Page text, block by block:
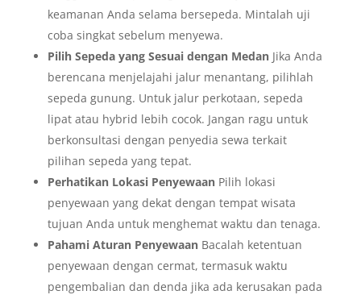
keamanan Anda selama bersepeda. Mintalah uji
coba singkat sebelum menyewa.
Pilih Sepeda yang Sesuai dengan MedanJika Anda
berencana menjelajahi jalur menantang, pilihlah
sepeda gunung. Untuk jalur perkotaan, sepeda
lipat atau hybrid lebih cocok. Jangan ragu untuk
berkonsultasi dengan penyedia sewa terkait
pilihan sepeda yang tepat.
Perhatikan Lokasi PenyewaanPilih lokasi
penyewaan yang dekat dengan tempat wisata
tujuan Anda untuk menghemat waktu dan tenaga.
Pahami Aturan PenyewaanBacalah ketentuan
penyewaan dengan cermat, termasuk waktu
pengembalian dan denda jika ada kerusakan pada